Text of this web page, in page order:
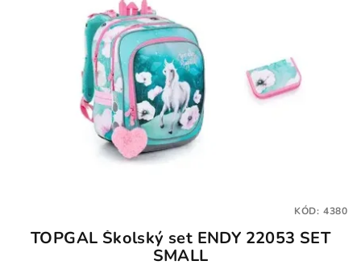
TOPGAL Školský set ENDY 22053 SET
SMALL
KÓD: 4380